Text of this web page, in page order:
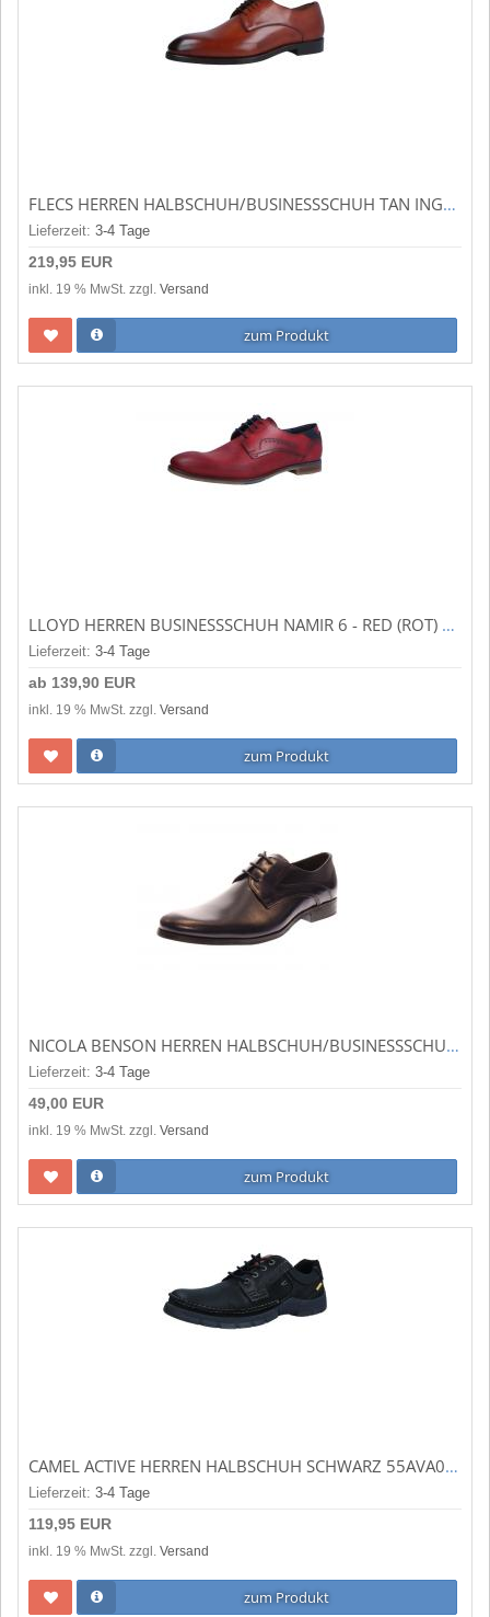
FLECS HERREN HALBSCHUH/BUSINESSSCHUH TAN INGLESE (BRAUN) F310-2
Lieferzeit: 3-4 Tage
219,95 EUR
inkl. 19 % MwSt. zzgl. Versand
zum Produkt
LLOYD HERREN BUSINESSSCHUH NAMIR 6 - RED (ROT) 1307606
Lieferzeit: 3-4 Tage
ab 139,90 EUR
inkl. 19 % MwSt. zzgl. Versand
zum Produkt
NICOLA BENSON HERREN HALBSCHUH/BUSINESSSCHUH NOTTE GALAXY (BLAU) 3186B
Lieferzeit: 3-4 Tage
49,00 EUR
inkl. 19 % MwSt. zzgl. Versand
zum Produkt
CAMEL ACTIVE HERREN HALBSCHUH SCHWARZ 55AVA01-402100
Lieferzeit: 3-4 Tage
119,95 EUR
inkl. 19 % MwSt. zzgl. Versand
zum Produkt